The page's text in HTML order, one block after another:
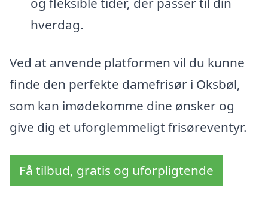
hverdag.
Ved at anvende platformen vil du kunne
finde den perfekte damefrisør i Oksbøl,
som kan imødekomme dine ønsker og
give dig et uforglemmeligt frisøreventyr.
Få tilbud, gratis og uforpligtende